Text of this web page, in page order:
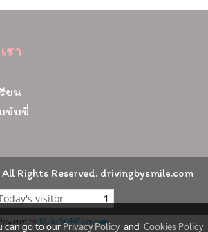
รา
รียน
ขับขี่
Rights Reserved. drivingbysmile.com
visitor
1
by MakeWebEasy.com
can go to ourPrivacy Policy andCookies Policy